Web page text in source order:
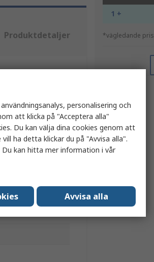
1 +
*vägledande pris
Produktdetaljer
personalisering och
att klicka på "Acceptera alla"
Du kan välja dina cookies genom att
ha detta klickar du på "Avvisa alla".
kan hitta mer information i vår
Avvisa alla